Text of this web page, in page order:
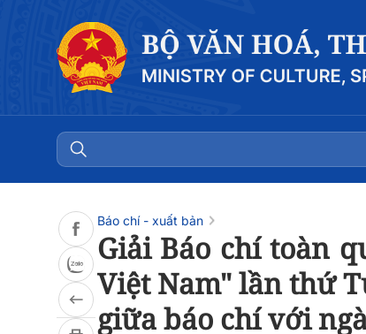
Báo chí - xuất bản
Giải Báo chí toàn
Việt Nam" lần thứ
giữa báo chí với
0:00 0:00